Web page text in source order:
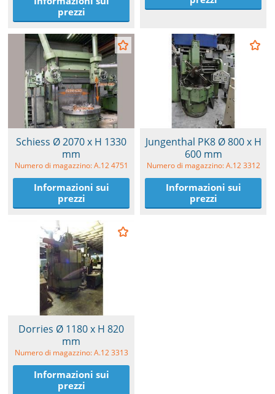
prezzi
Schiess Ø 2070 x H 1330
mm
Numero di magazzino: A.12 4751
Informazioni sui
prezzi
Jungenthal PK8 Ø 800 x H
600 mm
Numero di magazzino: A.12 3312
Informazioni sui
prezzi
Dorries Ø 1180 x H 820
mm
Numero di magazzino: A.12 3313
Informazioni sui
prezzi